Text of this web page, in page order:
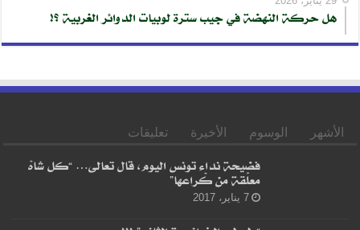
هل حركة النهضة في جيب سترة لوبيات الدوائر الغربية ؟!
الأشهر الوسوم الأخيرة تعليقات
فضيحة نداء تونس اليوم، قال تعالى… “كل شاهْ
معلّقة من كْراعها”
7 يناير، 2017